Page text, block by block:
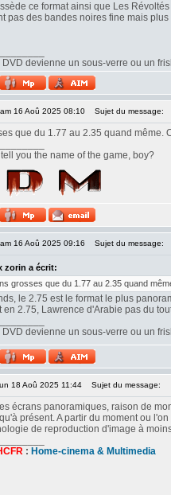
ce format ainsi que Les
pas des bandes noires fine mais
DVD devienne un sous-verre ou un
16 Aoû 2025 08:10 Sujet du message:
que du 1.77 au 2.35 quand même.
you the name of the game, boy?
16 Aoû 2025 09:16 Sujet du message:
zorin a écrit:
grosses que du 1.77 au 2.35 quand
le 2.75 est le format le plus
en 2.75, Lawrence d'Arabie pas du
DVD devienne un sous-verre ou un
18 Aoû 2025 11:44 Sujet du message:
écrans panoramiques, raison de
présent. A partir du moment ou
de reproduction d'image à
: Home-cinema & Multimedia